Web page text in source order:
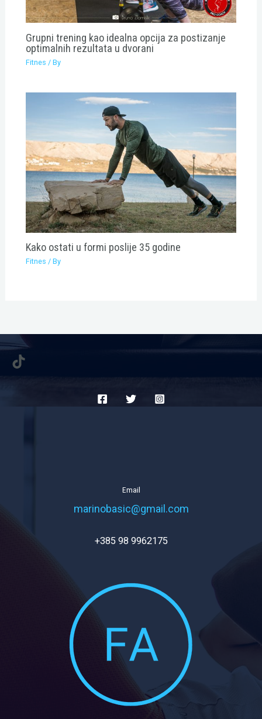
Grupni trening kao idealna opcija za postizanje
optimalnih rezultata u dvorani
Fitnes / By
Kako ostati u formi poslije 35 godine
Fitnes / By
TikTok
Email
marinobasic@gmail.com
+385 98 9962175